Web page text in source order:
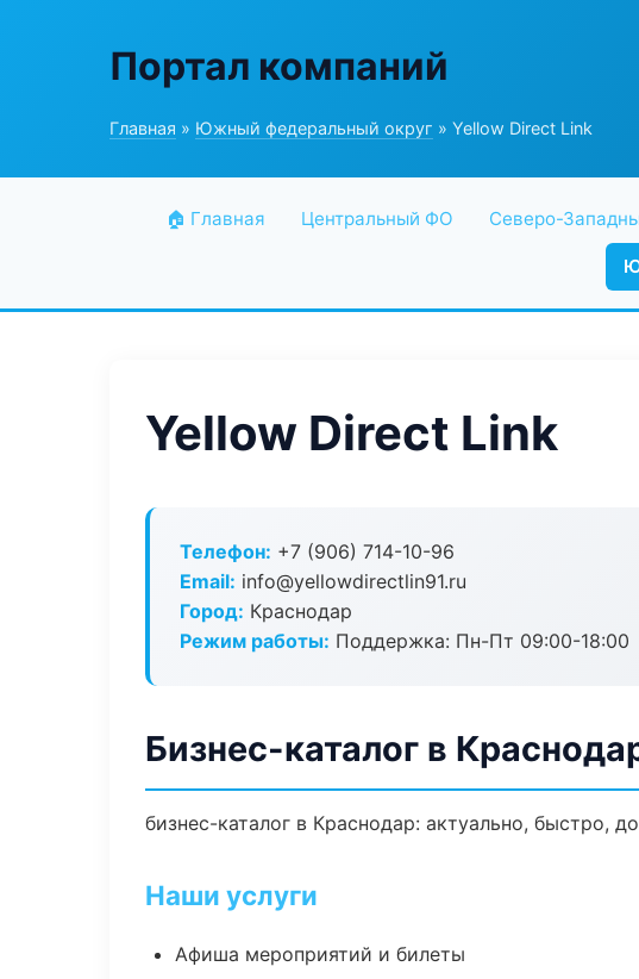
Портал компаний
Главная » Южный федеральный округ » Yellow Direct Link
🏠 Главная Центральный ФО Северо-
Yellow Direct Link
Телефон: +7 (906) 714-10-96
Email: info@yellowdirectlin91.ru
Город: Краснодар
Режим работы: Поддержка: Пн-Пт 09:00-18:00
Бизнес-каталог в
бизнес-каталог в Краснодар: актуально, быстро,
Наши услуги
Афиша мероприятий и билеты